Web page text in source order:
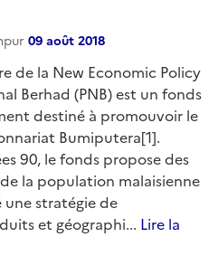
09 août 2018
de la New Economic Policy
Berhad (PNB) est un fonds
destiné à promouvoir le
Bumiputera[1].
90, le fonds propose des
la population malaisienne
une stratégie de
et géographi... Lire la